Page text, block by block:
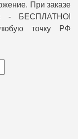
При заказе
- БЕСПЛАТНО!
точку РФ